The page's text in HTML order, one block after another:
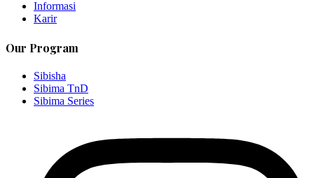
Informasi
Karir
Our Program
Sibisha
Sibima TnD
Sibima Series